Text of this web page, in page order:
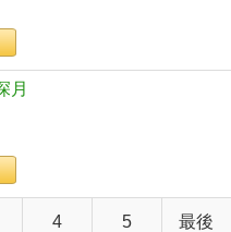
月
4 5 最後